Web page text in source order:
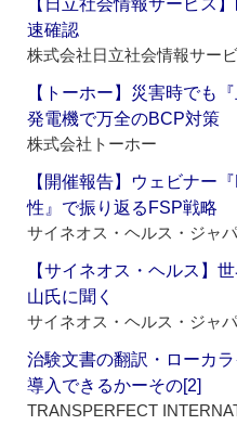
【日立社会情報サービス
速確認
株式会社日立社会情報サー
【トーホー】災害時でも
発電機で万全のBCP対策
株式会社トーホー
【開催報告】ウェビナー
性』で振り返るFSP戦略
サイネオス・ヘルス・ジャ
【サイネオス・ヘルス】
山氏に聞く
サイネオス・ヘルス・ジャ
治験文書の翻訳・ローカ
導入できるかーその[2]
TRANSPERFECT